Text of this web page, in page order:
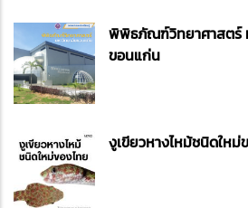
พิพิธภัณฑ์วิทยาศาสตร์
ขอนแก่น
งูเขียวหางไหม้ชนิดใหม่